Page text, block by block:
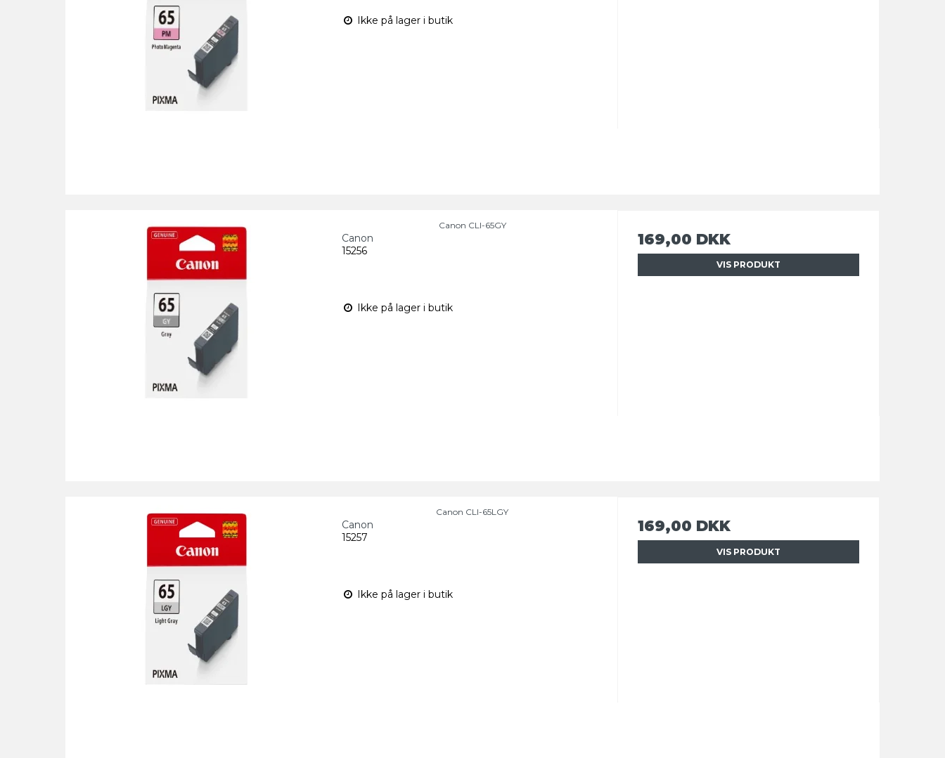
Ikke på lager i butik
Canon CLI-65GY
Canon
15256
Ikke på lager i butik
169,00 DKK
VIS PRODUKT
Canon CLI-65LGY
Canon
15257
Ikke på lager i butik
169,00 DKK
VIS PRODUKT